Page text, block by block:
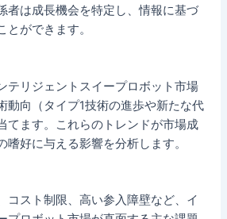
者は成長機会を特定し、情報に基づ
とができます。
テリジェントスイープロボット市場
動向（タイプ1技術の進歩や新たな代
てます。これらのトレンドが市場成
嗜好に与える影響を分析します。
コスト制限、高い参入障壁など、イ